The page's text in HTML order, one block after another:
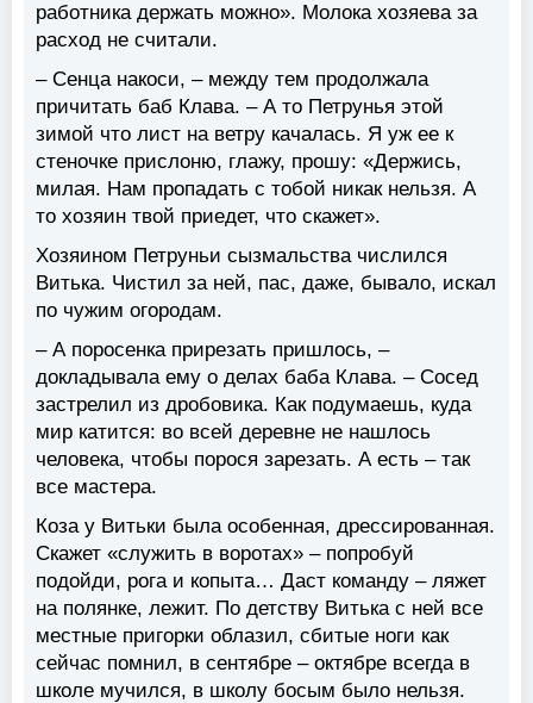
работника держать можно». Молока хозяева за
расход не считали.
– Сенца накоси, – между тем продолжала
причитать баб Клава. – А то Петрунья этой
зимой что лист на ветру качалась. Я уж ее к
стеночке прислоню, глажу, прошу: «Держись,
милая. Нам пропадать с тобой никак нельзя. А
то хозяин твой приедет, что скажет».
Хозяином Петруньи сызмальства числился
Витька. Чистил за ней, пас, даже, бывало, искал
по чужим огородам.
– А поросенка прирезать пришлось, –
докладывала ему о делах баба Клава. – Сосед
застрелил из дробовика. Как подумаешь, куда
мир катится: во всей деревне не нашлось
человека, чтобы порося зарезать. А есть – так
все мастера.
Коза у Витьки была особенная, дрессированная.
Скажет «служить в воротах» – попробуй
подойди, рога и копыта… Даст команду – ляжет
на полянке, лежит. По детству Витька с ней все
местные пригорки облазил, сбитые ноги как
сейчас помнил, в сентябре – октябре всегда в
школе мучился, в школу босым было нельзя.